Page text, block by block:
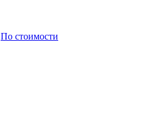
По стоимости